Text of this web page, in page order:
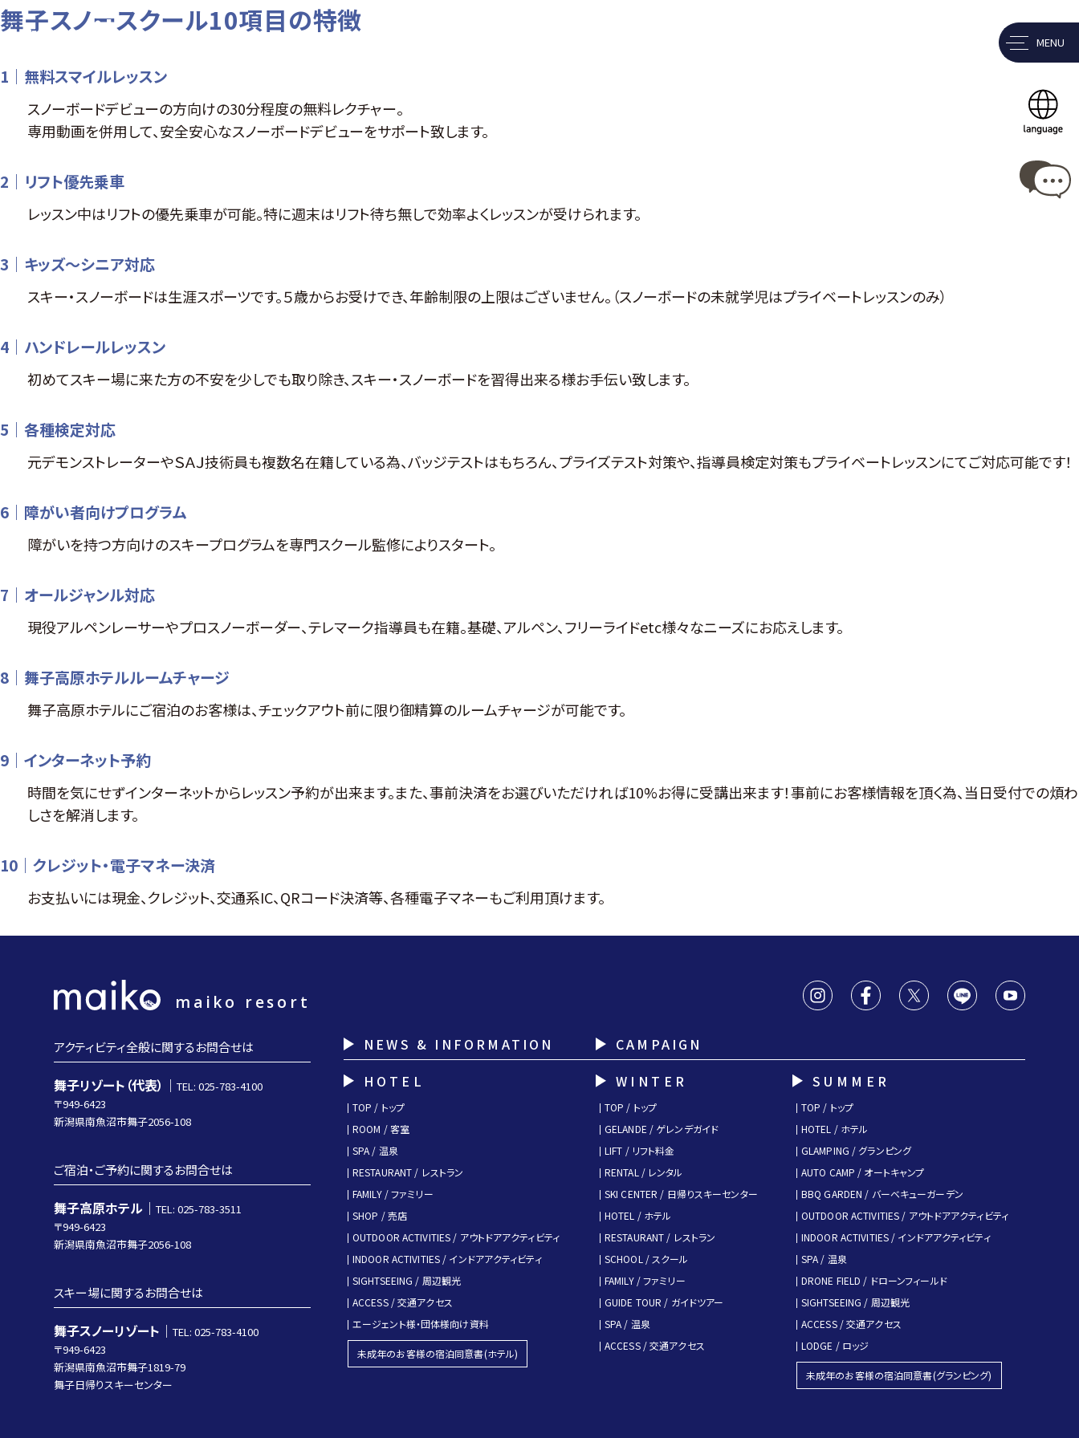
MENU
舞子スノースクール10項目の特徴
1｜無料スマイルレッスン
スノーボードデビューの方向けの30分程度の無料レクチャー。
専用動画を併用して、安全安心なスノーボードデビューをサポート致します。
2｜リフト優先乗車
レッスン中はリフトの優先乗車が可能。特に週末はリフト待ち無しで効率よくレッスンが受けられます。
3｜キッズ～シニア対応
スキー・スノーボードは生涯スポーツです。５歳からお受けでき、年齢制限の上限はございません。（スノーボードの未就学児はプライベートレッスンのみ）
4｜ハンドレールレッスン
初めてスキー場に来た方の不安を少しでも取り除き、スキー・スノーボードを習得出来る様お手伝い致します。
5｜各種検定対応
元デモンストレーターやＳＡＪ技術員も複数名在籍している為、バッジテストはもちろん、プライズテスト対策や、指導員検定対策もプライベートレッスンにてご対応可能です！
6｜障がい者向けプログラム
障がいを持つ方向けのスキープログラムを専門スクール監修によりスタート。
7｜オールジャンル対応
現役アルペンレーサーやプロスノーボーダー、テレマーク指導員も在籍。基礎、アルペン、フリーライドetc様々なニーズにお応えします。
8｜舞子高原ホテルルームチャージ
舞子高原ホテルにご宿泊のお客様は、チェックアウト前に限り御精算のルームチャージが可能です。
9｜インターネット予約
時間を気にせずインターネットからレッスン予約が出来ます。また、事前決済をお選びいただければ10%お得に受講出来ます！事前にお客様情報を頂く為、当日受付での煩わ
しさを解消します。
10｜クレジット・電子マネー決済
お支払いには現金、クレジット、交通系IC、QRコード決済等、各種電子マネーもご利用頂けます。
maiko resort
アクティビティ全般に関するお問合せは
舞子リゾート（代表）｜ TEL: 025-783-4100
〒949-6423
新潟県南魚沼市舞子2056-108
ご宿泊・ご予約に関するお問合せは
舞子高原ホテル｜ TEL: 025-783-3511
〒949-6423
新潟県南魚沼市舞子2056-108
スキー場に関するお問合せは
舞子スノーリゾート｜ TEL: 025-783-4100
〒949-6423
新潟県南魚沼市舞子1819-79
舞子日帰りスキーセンター
NEWS & INFORMATION
CAMPAIGN
HOTEL
TOP / トップ
ROOM / 客室
SPA / 温泉
RESTAURANT / レストラン
FAMILY / ファミリー
SHOP / 売店
OUTDOOR ACTIVITIES / アウトドアアクティビティ
INDOOR ACTIVITIES / インドアアクティビティ
SIGHTSEEING / 周辺観光
ACCESS / 交通アクセス
エージェント様・団体様向け資料
未成年のお客様の宿泊同意書(ホテル)
WINTER
TOP / トップ
GELANDE / ゲレンデガイド
LIFT / リフト料金
RENTAL / レンタル
SKI CENTER / 日帰りスキーセンター
HOTEL / ホテル
RESTAURANT / レストラン
SCHOOL / スクール
FAMILY / ファミリー
GUIDE TOUR / ガイドツアー
SPA / 温泉
ACCESS / 交通アクセス
SUMMER
TOP / トップ
HOTEL / ホテル
GLAMPING / グランピング
AUTO CAMP / オートキャンプ
BBQ GARDEN / バーベキューガーデン
OUTDOOR ACTIVITIES / アウトドアアクティビティ
INDOOR ACTIVITIES / インドアアクティビティ
SPA / 温泉
DRONE FIELD / ドローンフィールド
SIGHTSEEING / 周辺観光
ACCESS / 交通アクセス
LODGE / ロッジ
未成年のお客様の宿泊同意書(グランピング)